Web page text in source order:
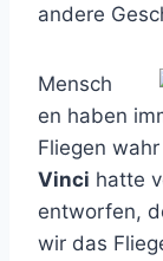
andere
Mensch
en haben
Fliegen
Vinci hatte
entworfen,
wir das